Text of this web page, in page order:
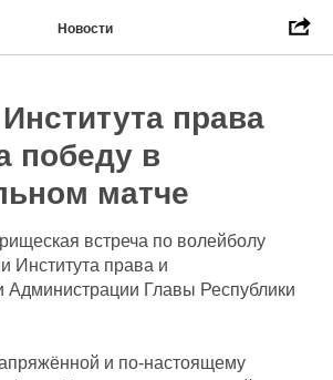
Новости
права
победу в
матче
встреча по волейболу
Института права и
Администрации Главы Республики
и по-настоящему